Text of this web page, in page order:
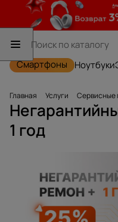
Смартфоны Ноутбуки
Главная Услуги Сервисные
1 год